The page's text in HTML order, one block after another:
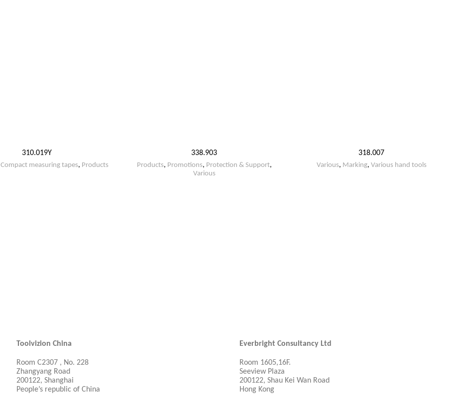
310.019Y
Compact measuring tapes, Products
338.903
Products, Promotions, Protection & Support,
Various
318.007
Various, Marking, Various hand tools
Toolvizion China
Room C2307 , No. 228
Zhangyang Road
200122, Shanghai
People’s republic of China
Everbright Consultancy Ltd
Room 1605,16F.
Seeview Plaza
200122, Shau Kei Wan Road
Hong Kong